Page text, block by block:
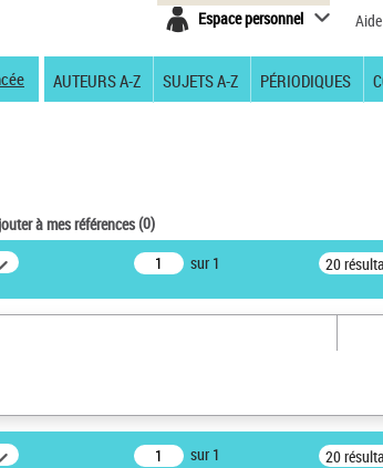
Espace personnel Aide
AUTEURS A-Z SUJETS A-Z PÉRIODIQUES
à mes références(0)
sur 1 20
sur 1 20